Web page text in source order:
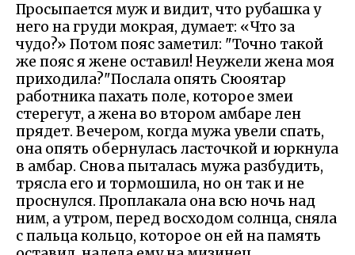
Просыпается муж и видит, что рубашка у
него на груди мокрая, думает: «Что за
чудо?» Потом пояс заметил: "Точно такой
же пояс я жене оставил! Неужели жена моя
приходила?"Послала опять Сюоятар
работника пахать поле, которое змеи
стерегут, а жена во втором амбаре лен
прядет. Вечером, когда мужа увели спать,
она опять обернулась ласточкой и юркнула
в амбар. Снова пыталась мужа разбудить,
трясла его и тормошила, но он так и не
проснулся. Проплакала она всю ночь над
ним, а утром, перед восходом солнца, сняла
с пальца кольцо, которое он ей на память